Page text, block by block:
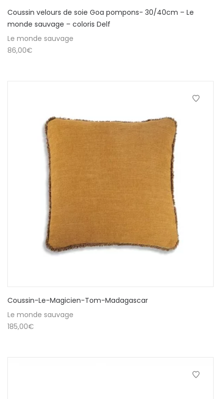
Coussin velours de soie Goa pompons- 30/40cm – Le
monde sauvage – coloris Delf
Le monde sauvage
86,00€
Coussin-Le-Magicien-Tom-Madagascar
Le monde sauvage
185,00€